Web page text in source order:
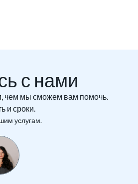
с нами
чем мы сможем вам помочь.
и сроки.
услугам.